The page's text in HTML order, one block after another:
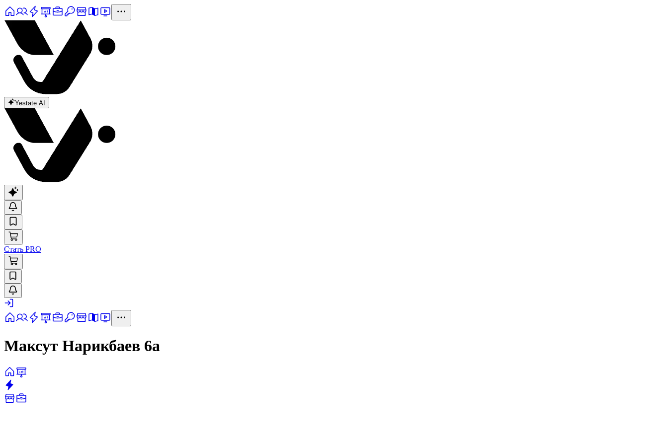
Yestate AI
Стать PRO
Максут Нарикбаев 6а